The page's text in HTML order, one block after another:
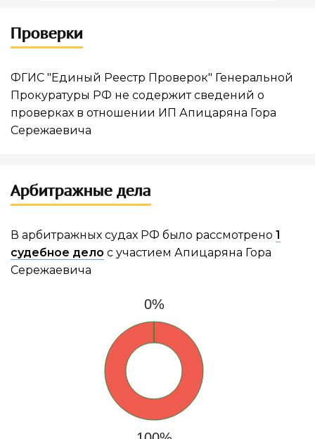
Проверки
ФГИС "Единый Реестр Проверок" Генеральной
Прокуратуры РФ не содержит сведений о
проверках в отношении ИП Апицаряна Гора
Сережаевича
Арбитражные дела
В арбитражных судах РФ было рассмотрено 1
судебное дело с участием Апицаряна Гора
Сережаевича
0%